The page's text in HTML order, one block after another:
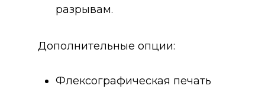
разрывам.
Дополнительные опции:
Флексографическая печать